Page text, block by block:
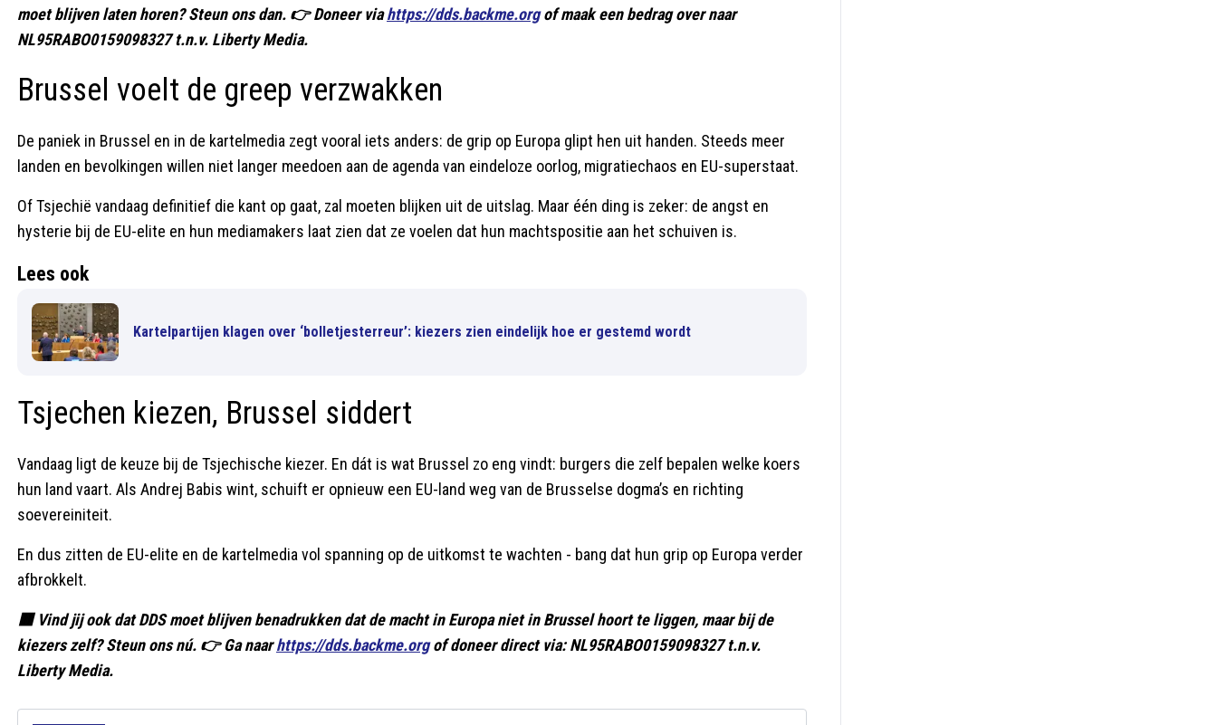
moet blijven laten horen? Steun ons dan. 👉 Doneer viahttps://dds.backme.orgof maak een bedrag over naar
NL95RABO0159098327 t.n.v. Liberty Media.
Brussel voelt de greep verzwakken
De paniek in Brussel en in de kartelmedia zegt vooral iets anders: de grip op Europa glipt hen uit handen. Steeds meer
landen en bevolkingen willen niet langer meedoen aan de agenda van eindeloze oorlog, migratiechaos en EU-superstaat.
Of Tsjechië vandaag definitief die kant op gaat, zal moeten blijken uit de uitslag. Maar één ding is zeker: de angst en
hysterie bij de EU-elite en hun mediamakers laat zien dat ze voelen dat hun machtspositie aan het schuiven is.
Lees ook
Kartelpartijen klagen over ‘bolletjesterreur’: kiezers zien eindelijk hoe er gestemd wordt
Tsjechen kiezen, Brussel siddert
Vandaag ligt de keuze bij de Tsjechische kiezer. En dát is wat Brussel zo eng vindt: burgers die zelf bepalen welke koers
hun land vaart. Als Andrej Babis wint, schuift er opnieuw een EU-land weg van de Brusselse dogma’s en richting
soevereiniteit.
En dus zitten de EU-elite en de kartelmedia vol spanning op de uitkomst te wachten - bang dat hun grip op Europa verder
afbrokkelt.
🟥 Vind jij ook dat DDS moet blijven benadrukken dat de macht in Europa niet in Brussel hoort te liggen, maar bij de
kiezers zelf? Steun ons nú. 👉 Ga naarhttps://dds.backme.orgof doneer direct via: NL95RABO0159098327 t.n.v.
Liberty Media.